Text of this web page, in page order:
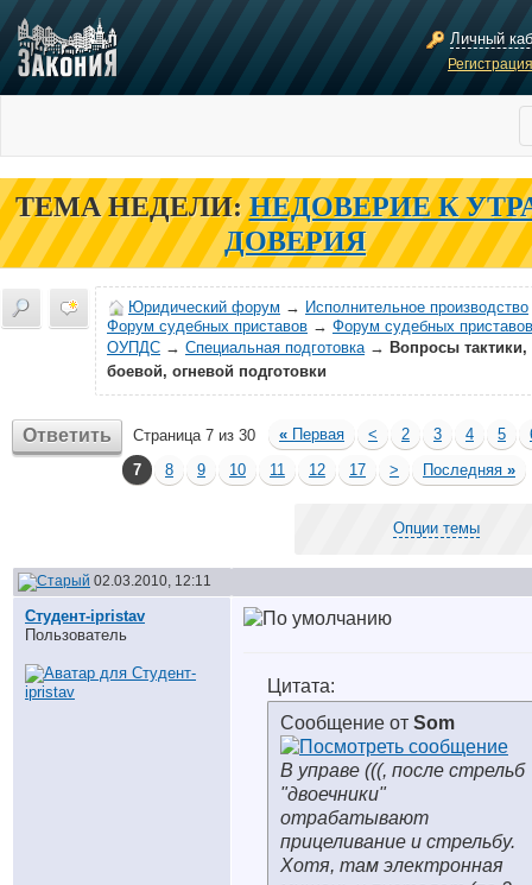
Личный
ТЕМА НЕДЕЛИ: НЕДОВЕРИЕ К
ДОВЕРИЯ
Юридический форум → Исполнительное производство
Форум судебных приставов → Форум судебных
ОУПДС → Специальная подготовка→ Вопросы тактики,
боевой, огневой подготовки
Ответить Страница 7 из 30 « Первая < 2 3 4 5
7
8 9 10 11 12 17 > Последняя »
Опции темы
02.03.2010, 12:11
Студент-ipristav
Пользователь
Цитата:
Сообщение от Som
В управе (((, после стрельб
"двоечники"
отрабатывают
прицеливание и стрельбу.
Хотя, там электронная